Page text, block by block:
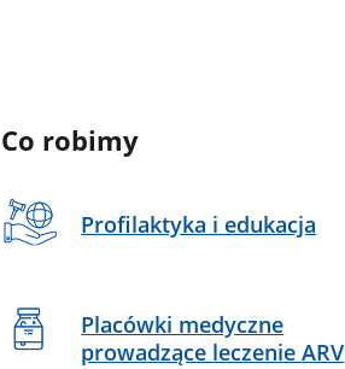
Co robimy
Profilaktyka i edukacja
Placówki medyczne
prowadzące leczenie ARV